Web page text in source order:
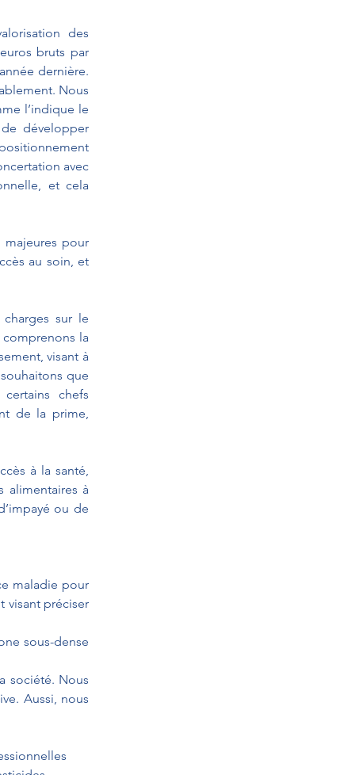
des
bruts par
dernière.
Nous
l’indique le
développer
avec
et cela
majeures pour
au soin, et
sur le
comprenons la
visant à
que
chefs
de la prime,
à la santé,
alimentaires à
ou de
maladie pour
visant préciser
sous-dense
société. Nous
Aussi, nous